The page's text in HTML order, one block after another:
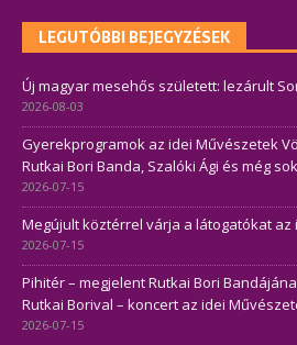
LEGUTÓBBI BEJEGYZÉSEK
Új magyar mesehős született: lezárult
2026-08-03
Gyerekprogramok az idei Művészetek
Rutkai Bori Banda, Szalóki Ági és még
2026-07-15
Megújult köztérrel várja a látogatókat az
2026-07-15
Pihitér – megjelent Rutkai Bori
Rutkai Borival – koncert az idei
2026-07-15